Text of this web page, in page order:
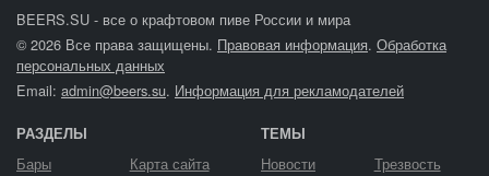
BEERS.SU - все о крафтовом пиве России и мира
© 2026 Все права защищены. Правовая информация. Обработка
персональных данных
Email: admin@beers.su. Информация для рекламодателей
РАЗДЕЛЫ
Бары
Карта сайта
ТЕМЫ
Новости
Трезвость